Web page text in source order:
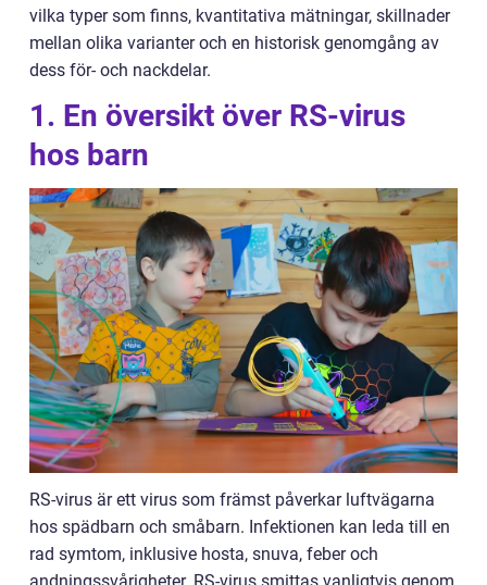
vilka typer som finns, kvantitativa mätningar, skillnader
mellan olika varianter och en historisk genomgång av
dess för- och nackdelar.
1. En översikt över RS-virus
hos barn
RS-virus är ett virus som främst påverkar luftvägarna
hos spädbarn och småbarn. Infektionen kan leda till en
rad symtom, inklusive hosta, snuva, feber och
andningssvårigheter. RS-virus smittas vanligtvis genom